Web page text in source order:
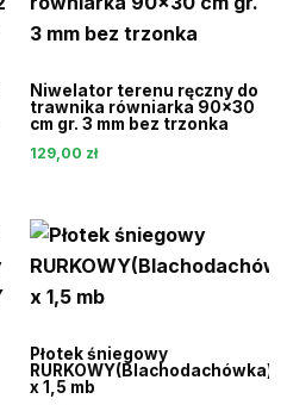
Niwelator terenu ręczny do
trawnika równiarka 90×30
cm gr. 3 mm bez trzonka
129,00 zł
Płotek śniegowy
RURKOWY(Blachodachówka)
x 1,5 mb